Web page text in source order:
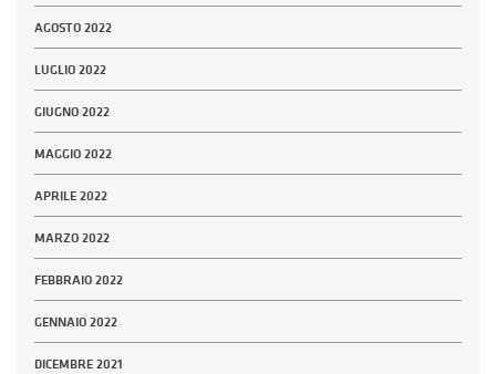
AGOSTO 2022
LUGLIO 2022
GIUGNO 2022
MAGGIO 2022
APRILE 2022
MARZO 2022
FEBBRAIO 2022
GENNAIO 2022
DICEMBRE 2021